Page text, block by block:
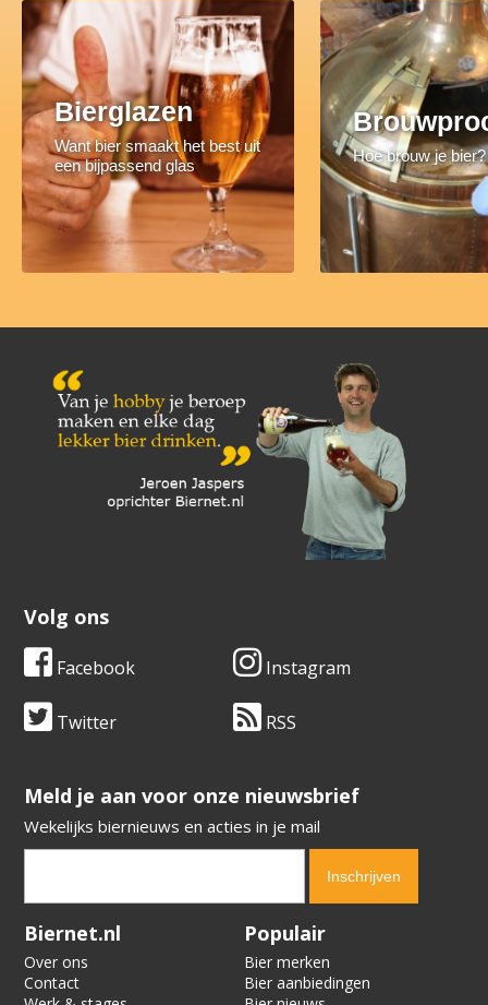
Bierglazen
Want bier smaakt het best uit
een bijpassend glas
Hoe brouw je bier?
Volg ons
Facebook Instagram
Twitter RSS
​​​​​​​Meld je aan voor onze nieuwsbrief
Wekelijks biernieuws en acties in je mail
Verification code:
Biernet.nl
Over ons
Contact
Populair
Bier merken
Bier aanbiedingen